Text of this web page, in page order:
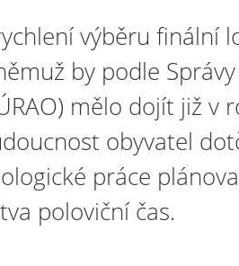
výběru finální
by podle
mělo dojít již v
obyvatel
práce
poloviční čas.